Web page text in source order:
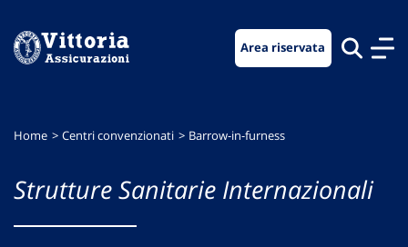
menu
contenuto
footer
Area riservata
Home Centri convenzionati Barrow-in-furness
Strutture Sanitarie Internazionali